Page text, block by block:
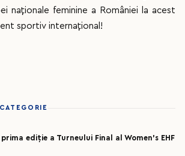
naționale feminine a României la acest
sportiv internațional!
ediție a Turneului Final al Women’s EHF